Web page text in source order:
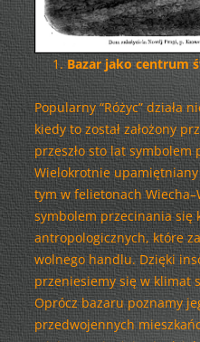
Bazar jako centrum
Popularny “Różyc” działa
kiedy to został założony
przeszło sto lat
Wielokrotnie
tym w felietonach
symbolem przecinania się
antropologicznych, które
wolnego handlu. Dzięki
przeniesiemy się w klimat
Oprócz bazaru poznamy
przedwojennych